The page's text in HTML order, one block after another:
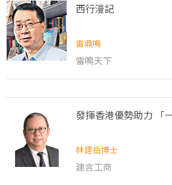
西行漫記
雷鼎鳴
雷鳴天下
發揮香港優勢助力 「
林建岳博士
建言工商